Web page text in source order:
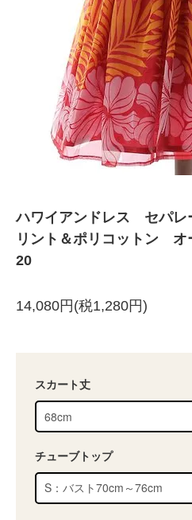
ハワイアンドレス セパ
リント＆ポリコットン
20
14,080円(税1,280円)
スカート丈
チューブトップ